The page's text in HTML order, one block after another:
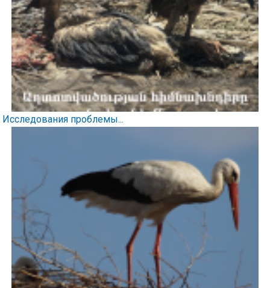
Исследования проблемы...